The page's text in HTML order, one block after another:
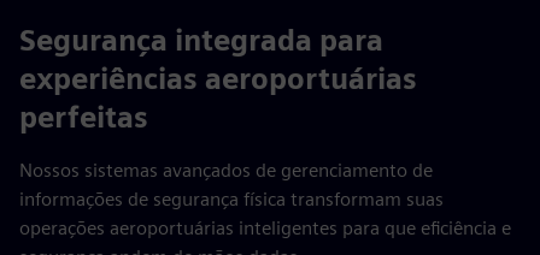
Segurança integrada para
experiências aeroportuárias
perfeitas
Nossos sistemas avançados de gerenciamento de
informações de segurança física transformam suas
operações aeroportuárias inteligentes para que eficiência e